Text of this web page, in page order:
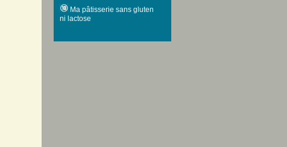
Ma pâtisserie sans gluten
ni lactose